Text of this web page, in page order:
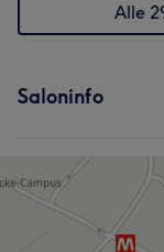
Alle
Saloninfo